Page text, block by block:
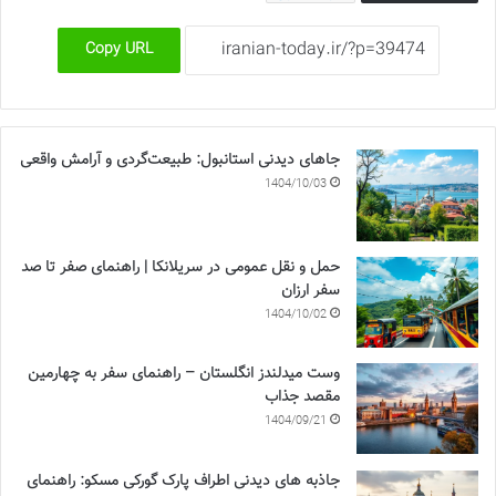
Copy URL
جاهای دیدنی استانبول: طبیعت‌گردی و آرامش واقعی
1404/10/03
حمل و نقل عمومی در سریلانکا | راهنمای صفر تا صد
سفر ارزان
1404/10/02
وست میدلندز انگلستان – راهنمای سفر به چهارمین
مقصد جذاب
1404/09/21
جاذبه های دیدنی اطراف پارک گورکی مسکو: راهنمای